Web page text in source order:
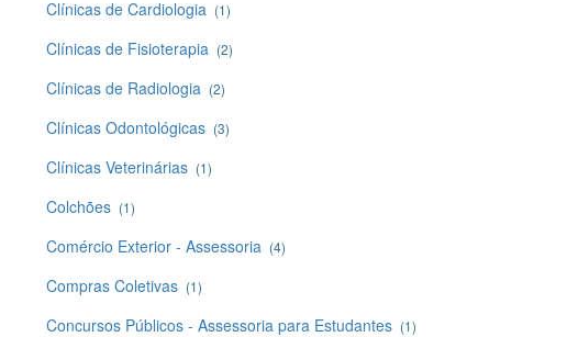
Clínicas de Cardiologia (1)
Clínicas de Fisioterapia (2)
Clínicas de Radiologia (2)
Clínicas Odontológicas (3)
Clínicas Veterinárias (1)
Colchões (1)
Comércio Exterior - Assessoria (4)
Compras Coletivas (1)
Concursos Públicos - Assessoria para Estudantes (1)